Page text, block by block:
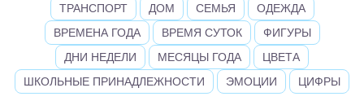
ТРАНСПОРТ
ДОМ СЕМЬЯ
ОДЕЖДА
ВРЕМЕНА ГОДА
ВРЕМЯ СУТОК
ФИГУРЫ
ДНИ НЕДЕЛИ
МЕСЯЦЫ ГОДА
ЦВЕТА
ШКОЛЬНЫЕ ПРИНАДЛЕЖНОСТИ
ЭМОЦИИ ЦИФРЫ